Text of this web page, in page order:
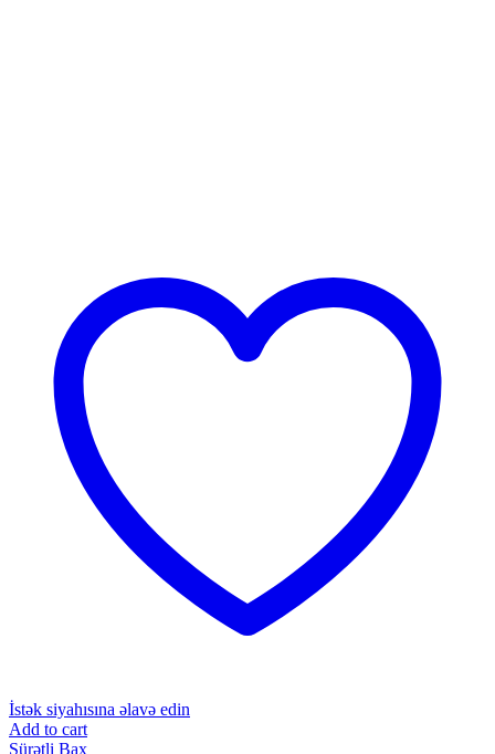
İstək siyahısına əlavə edin
Add to cart
Sürətli Bax